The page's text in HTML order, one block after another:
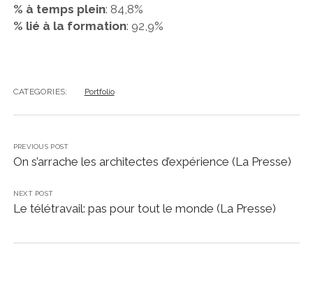
% à temps plein: 84,8%
% lié à la formation: 92,9%
CATEGORIES: Portfolio
PREVIOUS POST
On s’arrache les architectes d’expérience (La Presse)
NEXT POST
Le télétravail: pas pour tout le monde (La Presse)